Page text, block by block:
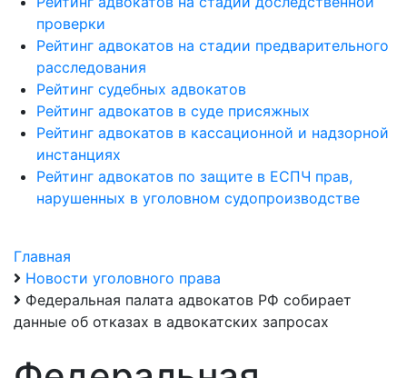
проверки
Рейтинг адвокатов на стадии предварительного
расследования
Рейтинг судебных адвокатов
Рейтинг адвокатов в суде присяжных
Рейтинг адвокатов в кассационной и надзорной
инстанциях
Рейтинг адвокатов по защите в ЕСПЧ прав,
нарушенных в уголовном судопроизводстве
Главная
Новости уголовного права
Федеральная палата адвокатов РФ собирает
данные об отказах в адвокатских запросах